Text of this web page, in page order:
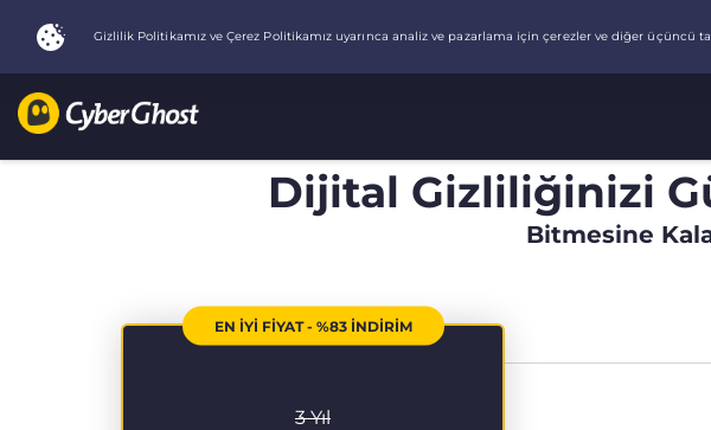
Dijital Gizliliğinizi
Bitmesine
EN İYİ FİYAT - %83 İNDİRİM
3 Yıl